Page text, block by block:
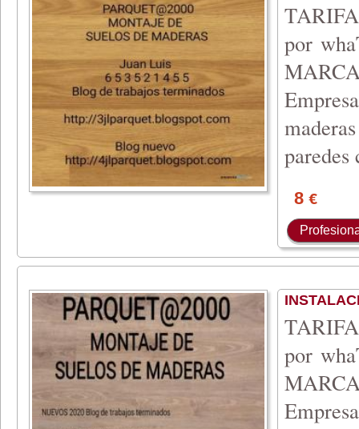
por
paredes
8 €
por